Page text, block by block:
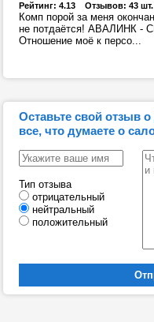
Рейтинг: 4.13 Отзывов: 43 шт.
Комп порой за меня
не потдаётся! АВАЛИНК -
Отношение моё к персо...
Оставьте свой отзыв
все, что думаете о
Тип отзыва
отрицательный
нейтральный
положительный